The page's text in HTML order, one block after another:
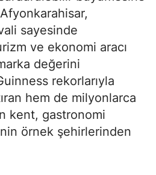
sayesinde
ve ekonomi aracı
değerini
rekorlarıyla
hem de milyonlarca
kent, gastronomi
örnek şehirlerinden